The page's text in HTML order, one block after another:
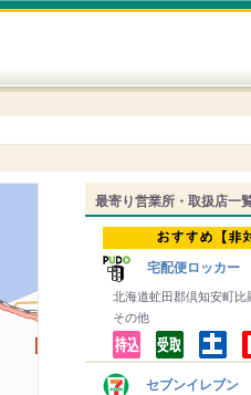
最寄り営業所・取扱店一
宅配便ロッカー
北海道虻田郡倶知安町比
その他
セブンイレブ